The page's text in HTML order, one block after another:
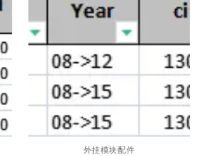
外挂模块配件